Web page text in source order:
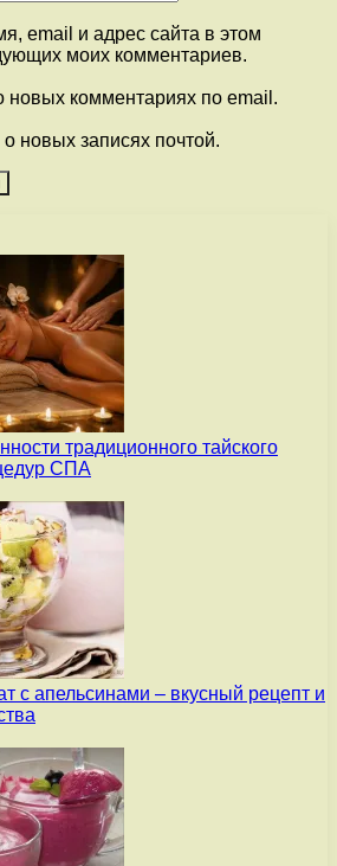
email и адрес сайта в этом
моих комментариев.
новых комментариях по email.
новых записях почтой.
традиционного тайского
СПА
с апельсинами – вкусный рецепт и